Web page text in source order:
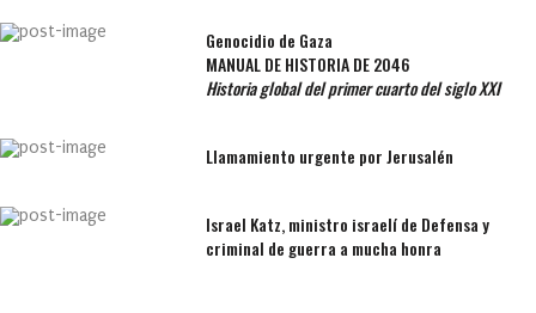
Genocidio de Gaza
MANUAL DE HISTORIA DE 2046
Historia global del primer cuarto del siglo XXI
Llamamiento urgente por Jerusalén
Israel Katz, ministro israelí de Defensa y
criminal de guerra a mucha honra